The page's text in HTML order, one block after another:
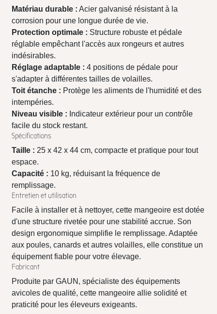
Matériau durable : Acier galvanisé résistant à la
corrosion pour une longue durée de vie.
Protection optimale : Structure robuste et pédale
réglable empêchant l'accès aux rongeurs et autres
indésirables.
Réglage adaptable : 4 positions de pédale pour
s'adapter à différentes tailles de volailles.
Toit étanche : Protège les aliments de l'humidité et des
intempéries.
Niveau visible : Indicateur extérieur pour un contrôle
facile du stock restant.
Spécifications
Taille : 25 x 42 x 44 cm, compacte et pratique pour tout
espace.
Capacité : 10 kg, réduisant la fréquence de
remplissage.
Entretien et utilisation
Facile à installer et à nettoyer, cette mangeoire est dotée
d'une structure rivetée pour une stabilité accrue. Son
design ergonomique simplifie le remplissage. Adaptée
aux poules, canards et autres volailles, elle constitue un
équipement fiable pour votre élevage.
Fabricant
Produite par GAUN, spécialiste des équipements
avicoles de qualité, cette mangeoire allie solidité et
praticité pour les éleveurs exigeants.